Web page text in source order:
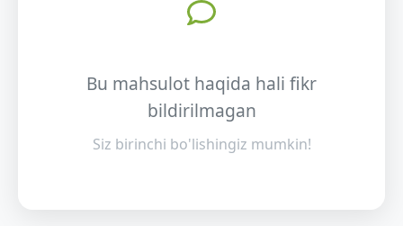
Bu mahsulot haqida hali fikr
bildirilmagan
Siz birinchi bo'lishingiz mumkin!